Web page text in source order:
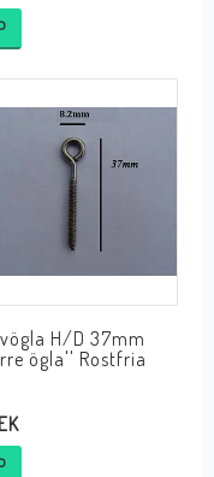
H/D 37mm
ögla'' Rostfria